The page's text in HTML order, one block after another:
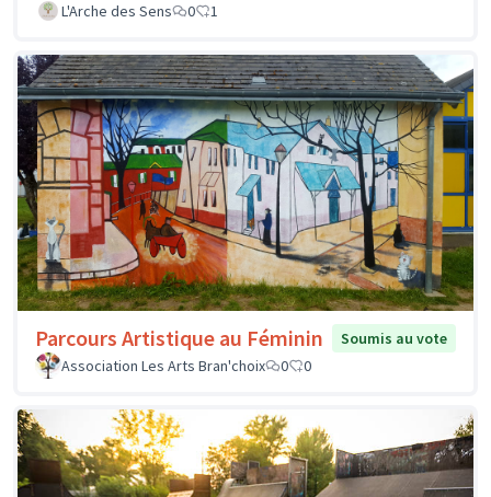
L'Arche des Sens
0 1
Parcours Artistique au Féminin
Soumis au vote
Association Les Arts Bran'choix
0 0